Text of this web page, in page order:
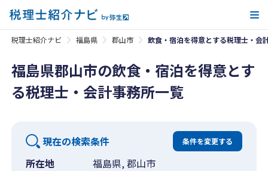
税理士紹介ナビ 福島県 郡山市 飲食・宿泊を得意とする税理士・会
福島県郡山市の飲食・宿泊を得意とす
る税理士・会計事務所一覧
現在の検索条件 条件を変更する
所在地
福島県, 郡山市